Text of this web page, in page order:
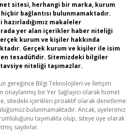
sitesi, herhangi bir marka, kurum
bağlantısı bulunmamaktadır.
makaleler
yer alan içerikler haber niteliği
kurum ve kişiler hakkında
Gerçek kurum ve kişiler ile isim
tesadüfidir. Sitemizdeki bilgiler
niteliği taşımazlar.
gereğince Bilgi Teknolojileri ve İletişim
onaylanmış bir Yer Sağlayıcı olarak hizmet
sitedeki içerikleri proaktif olarak denetleme
bulunmamaktadır. Ancak, üyelerimiz
taşımakta olup, siteye üye olarak
sayılırlar.